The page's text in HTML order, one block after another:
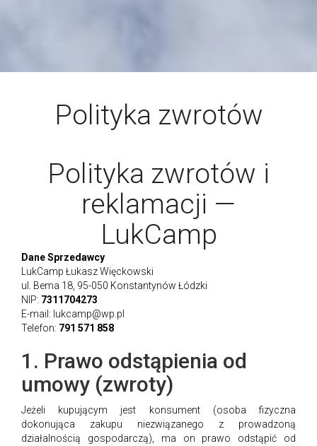
Polityka zwrotów
Polityka zwrotów i
reklamacji —
LukCamp
Dane Sprzedawcy
LukCamp Łukasz Więckowski
ul. Bema 18, 95-050 Konstantynów Łódzki
NIP: 7311704273
E-mail: lukcamp@wp.pl
Telefon: 791 571 858
1. Prawo odstąpienia od
umowy (zwroty)
Jeżeli kupującym jest konsument (osoba fizyczna
dokonująca zakupu niezwiązanego z prowadzoną
działalnością gospodarczą), ma on prawo odstąpić od